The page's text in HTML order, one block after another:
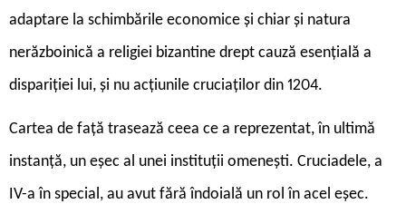
adaptare la schimbările economice și chiar și natura
nerăzboinică a religiei bizantine drept cauză esențială a
dispariției lui, și nu acțiunile cruciaților din 1204.
Cartea de față trasează ceea ce a reprezentat, în ultimă
instanță, un eșec al unei instituții omenești. Cruciadele, a
IV-a în special, au avut fără îndoială un rol în acel eșec.